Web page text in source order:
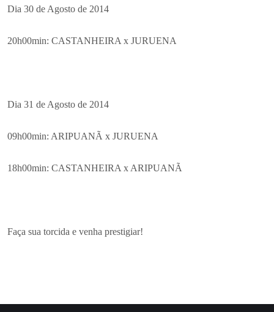
Dia 30 de Agosto de 2014
20h00min: CASTANHEIRA x JURUENA
Dia 31 de Agosto de 2014
09h00min: ARIPUANÃ x JURUENA
18h00min: CASTANHEIRA x ARIPUANÃ
Faça sua torcida e venha prestigiar!